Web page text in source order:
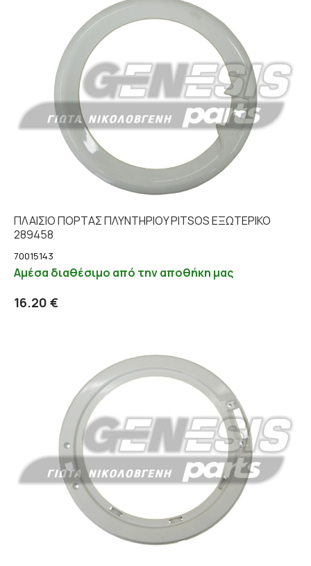
ΠΛΑΙΣΙΟ ΠΟΡΤΑΣ ΠΛΥΝΤΗΡΙΟY PITSOS EΞΩΤΕΡΙΚΟ
289458
70015143
Αμέσα διαθέσιμο από την αποθήκη μας
16.20 €
Προσθήκη στο καλάθι